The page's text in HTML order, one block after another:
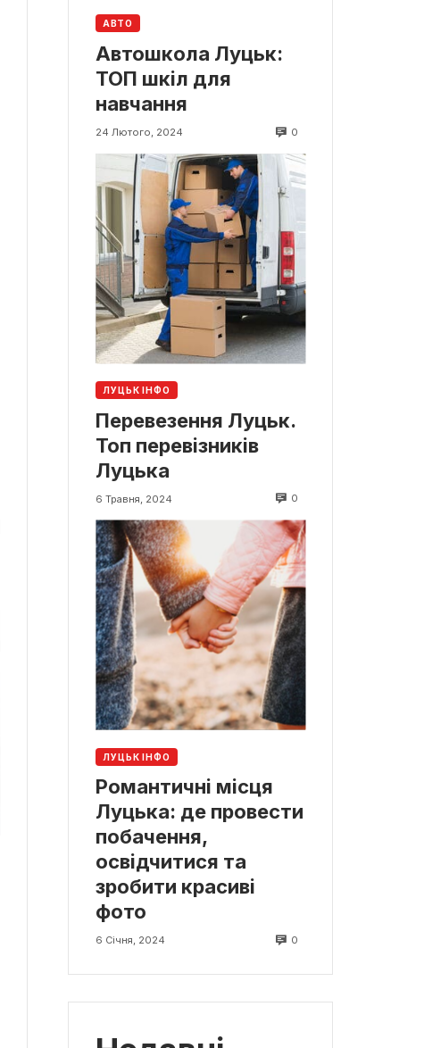
АВТО
Автошкола Луцьк:
ТОП шкіл для
навчання
24 Лютого, 2024 0
ЛУЦЬК ІНФО
Перевезення Луцьк.
Топ перевізників
Луцька
6 Травня, 2024 0
ЛУЦЬК ІНФО
Романтичні місця
Луцька: де провести
побачення,
освідчитися та
зробити красиві
фото
6 Січня, 2024 0